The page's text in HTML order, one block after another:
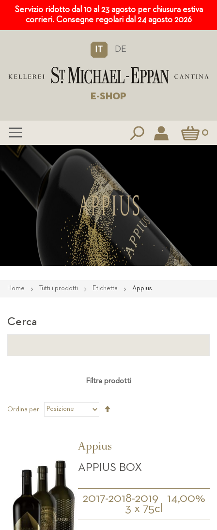
Servizio ridotto dal 10 al 23 agosto per chiusura estiva
corrieri. Consegne regolari dal 24 agosto 2026
IT DE
E-SHOP
Carrello0
Salta
Home Tutti i prodotti Etichetta Appius
Ordina per
Appius
APPIUS BOX
2017-2018-2019
14,00%
3 x 75cl
Cerca
Filtra prodotti